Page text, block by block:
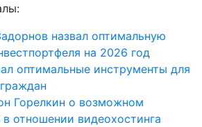
назвал оптимальную
на 2026 год
оптимальные инструменты для
Горелкин о возможном
в отношении видеохостинга